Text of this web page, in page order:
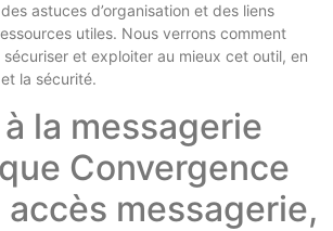
astuces d’organisation et des liens
utiles. Nous verrons comment
et exploiter au mieux cet outil, en
la sécurité.
la messagerie
Convergence
accès messagerie,